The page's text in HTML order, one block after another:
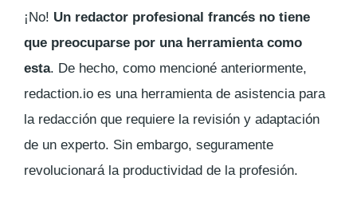
¡No! Un redactor profesional francés no tiene
que preocuparse por una herramienta como
esta. De hecho, como mencioné anteriormente,
redaction.io es una herramienta de asistencia para
la redacción que requiere la revisión y adaptación
de un experto. Sin embargo, seguramente
revolucionará la productividad de la profesión.